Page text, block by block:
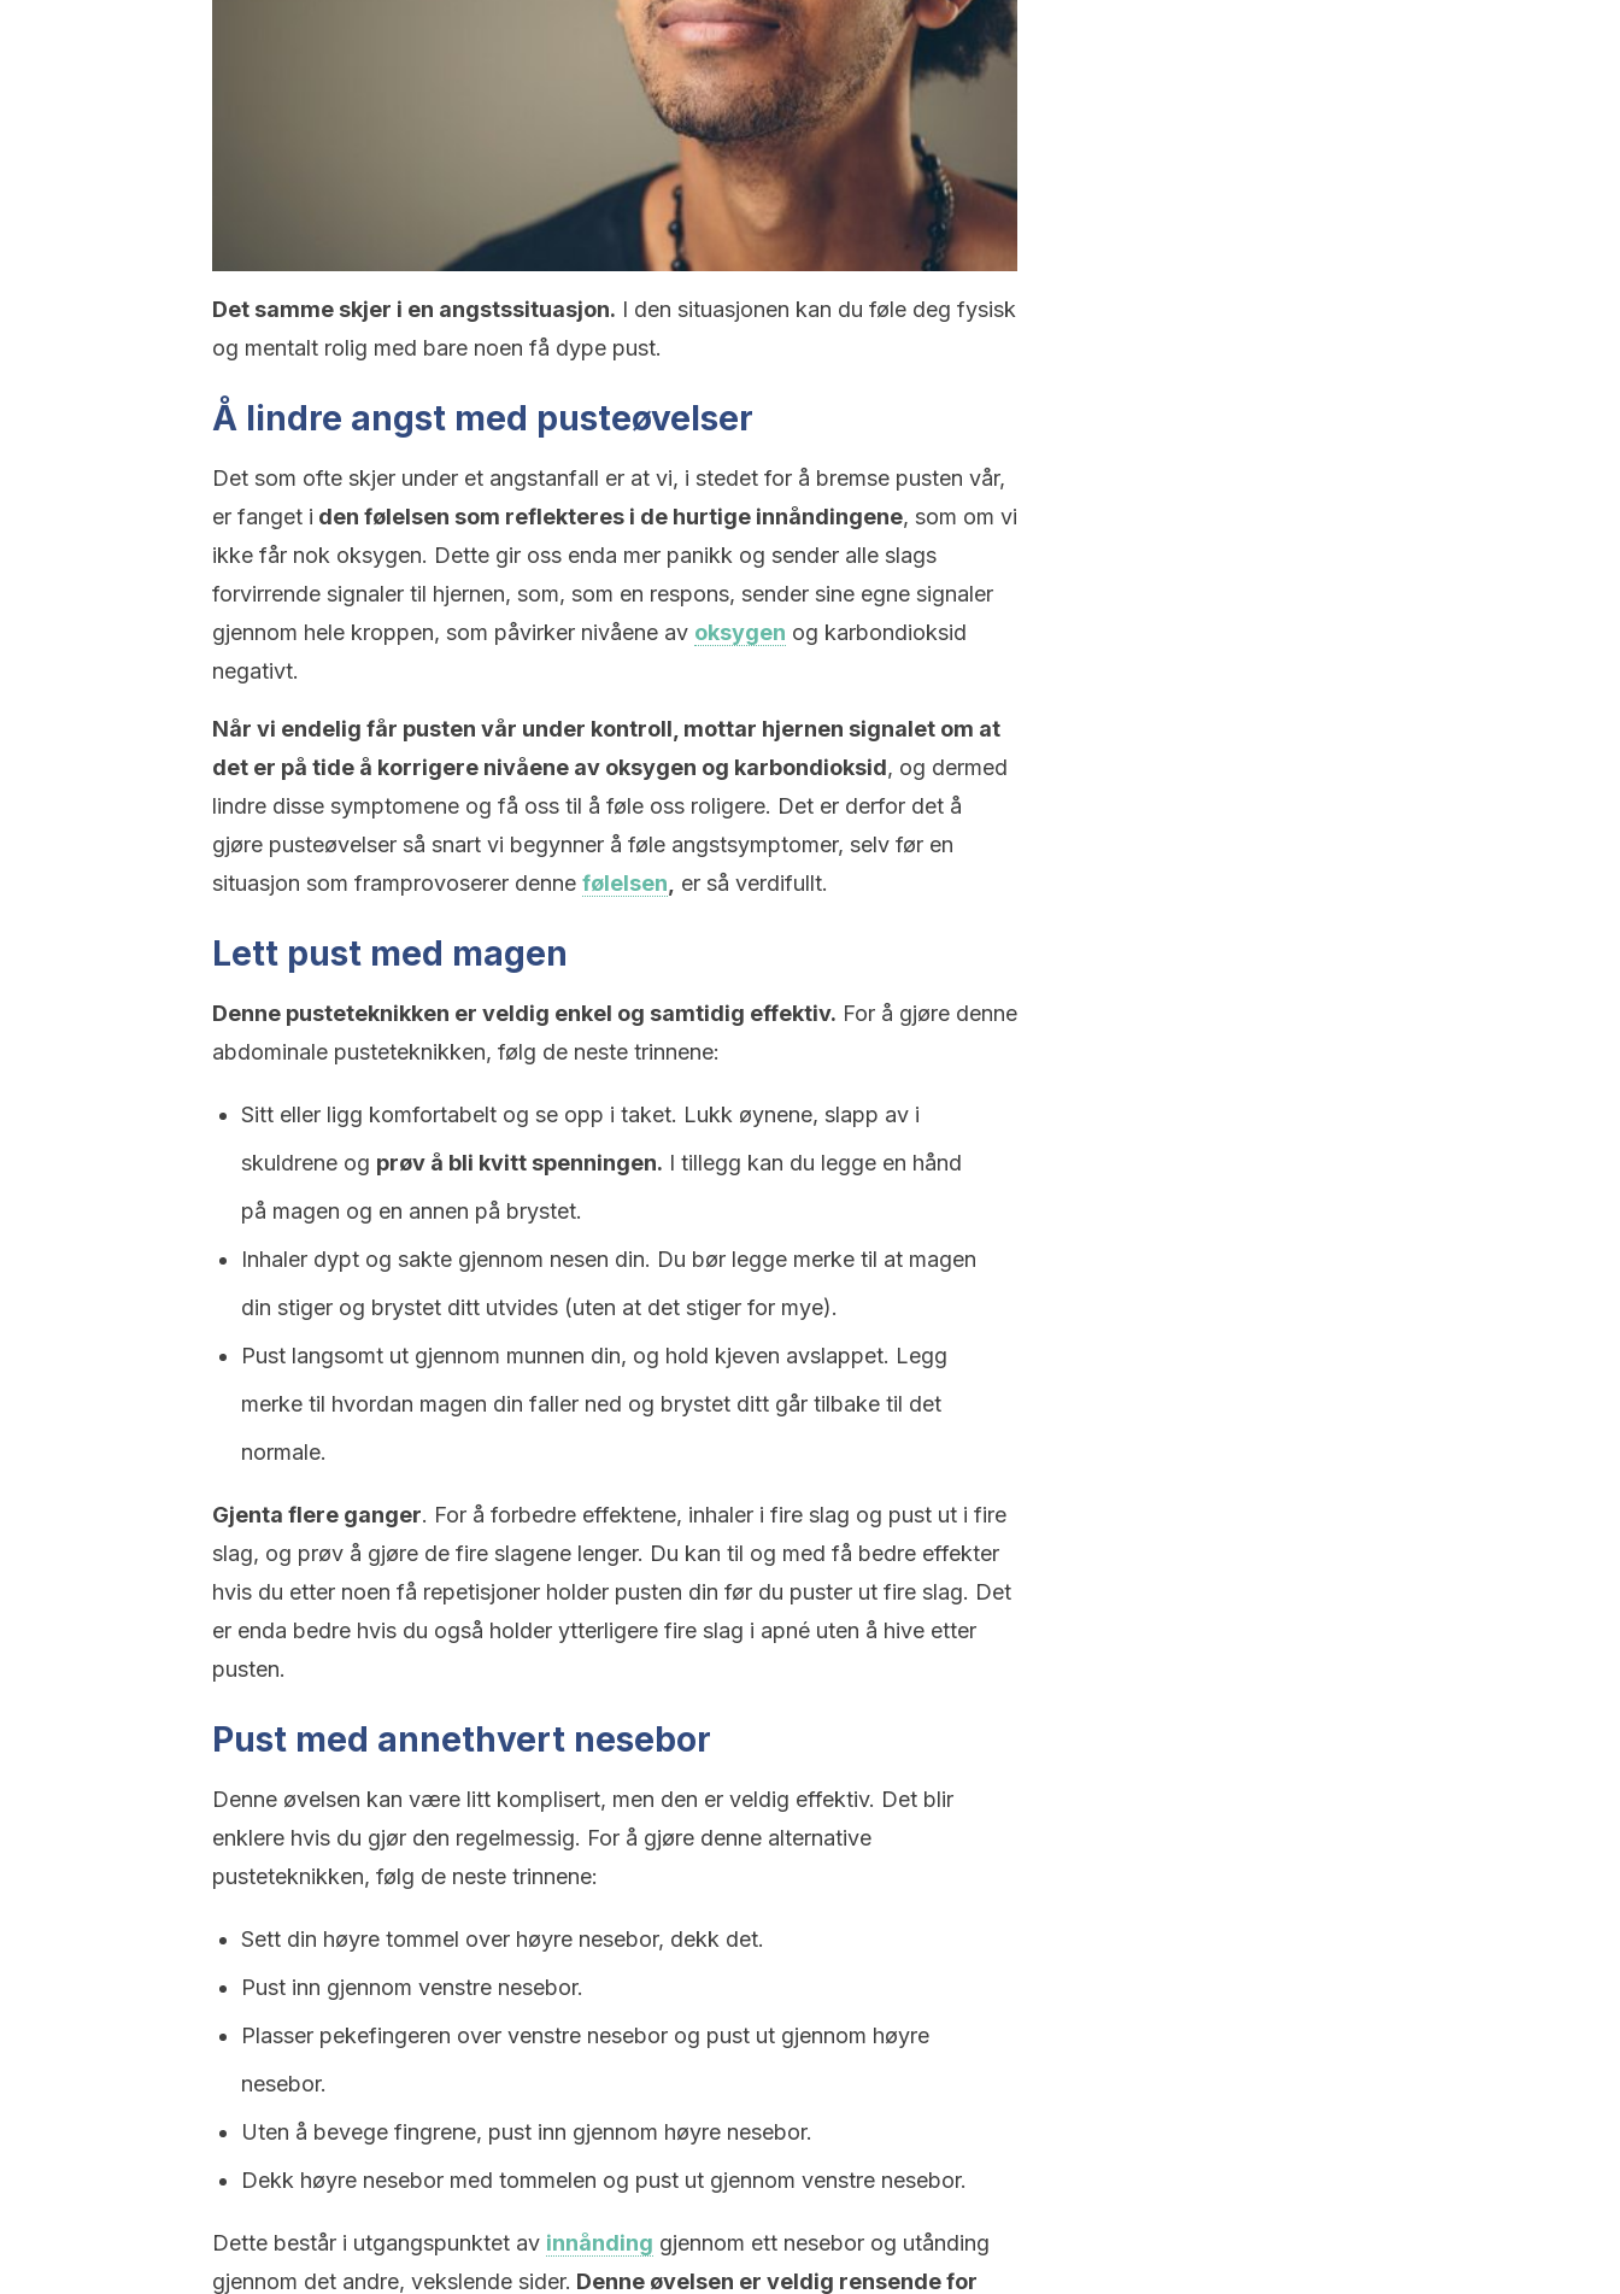
Det samme skjer i en angstssituasjon. I den situasjonen kan du føle deg fysisk
og mentalt rolig med bare noen få dype pust.
Å lindre angst med pusteøvelser
Det som ofte skjer under et angstanfall er at vi, i stedet for å bremse pusten vår,
er fanget i den følelsen som reflekteres i de hurtige innåndingene, som om vi
ikke får nok oksygen. Dette gir oss enda mer panikk og sender alle slags
forvirrende signaler til hjernen, som, som en respons, sender sine egne signaler
gjennom hele kroppen, som påvirker nivåene av oksygen og karbondioksid
negativt.
Når vi endelig får pusten vår under kontroll, mottar hjernen signalet om at
det er på tide å korrigere nivåene av oksygen og karbondioksid, og dermed
lindre disse symptomene og få oss til å føle oss roligere. Det er derfor det å
gjøre pusteøvelser så snart vi begynner å føle angstsymptomer, selv før en
situasjon som framprovoserer denne følelsen er så verdifullt.
Lett pust med magen
Denne pusteteknikken er veldig enkel og samtidig effektiv. For å gjøre denne
abdominale pusteteknikken, følg de neste trinnene:
Sitt eller ligg komfortabelt og se opp i taket. Lukk øynene, slapp av i
skuldrene og prøv å bli kvitt spenningen. I tillegg kan du legge en hånd
på magen og en annen på brystet.
Inhaler dypt og sakte gjennom nesen din. Du bør legge merke til at magen
din stiger og brystet ditt utvides (uten at det stiger for mye).
Pust langsomt ut gjennom munnen din, og hold kjeven avslappet. Legg
merke til hvordan magen din faller ned og brystet ditt går tilbake til det
normale.
Gjenta flere ganger. For å forbedre effektene, inhaler i fire slag og pust ut i fire
slag, og prøv å gjøre de fire slagene lenger. Du kan til og med få bedre effekter
hvis du etter noen få repetisjoner holder pusten din før du puster ut fire slag. Det
er enda bedre hvis du også holder ytterligere fire slag i apné uten å hive etter
pusten.
Pust med annethvert nesebor
Denne øvelsen kan være litt komplisert, men den er veldig effektiv. Det blir
enklere hvis du gjør den regelmessig. For å gjøre denne alternative
pusteteknikken, følg de neste trinnene:
Sett din høyre tommel over høyre nesebor, dekk det.
Pust inn gjennom venstre nesebor.
Plasser pekefingeren over venstre nesebor og pust ut gjennom høyre
nesebor.
Uten å bevege fingrene, pust inn gjennom høyre nesebor.
Dekk høyre nesebor med tommelen og pust ut gjennom venstre nesebor.
Dette består i utgangspunktet av innånding gjennom ett nesebor og utånding
gjennom det andre, vekslende sider. Denne øvelsen er veldig rensende for